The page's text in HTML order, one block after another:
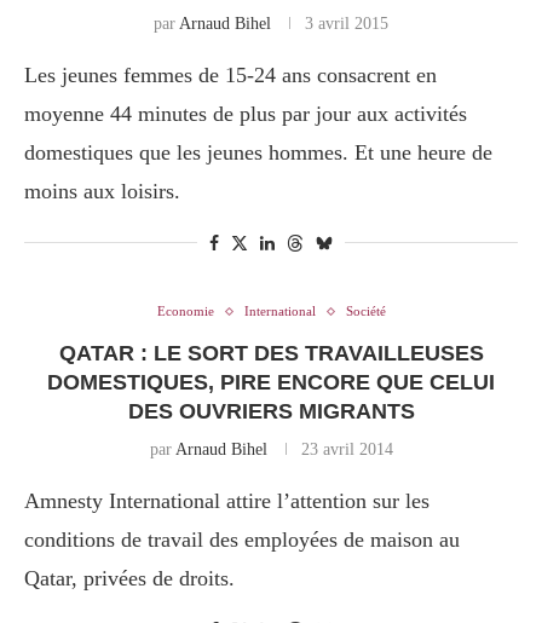
par Arnaud Bihel 3 avril 2015
Les jeunes femmes de 15-24 ans consacrent en
moyenne 44 minutes de plus par jour aux activités
domestiques que les jeunes hommes. Et une heure de
moins aux loisirs.
Economie International Société
QATAR : LE SORT DES TRAVAILLEUSES
DOMESTIQUES, PIRE ENCORE QUE CELUI
DES OUVRIERS MIGRANTS
par Arnaud Bihel 23 avril 2014
Amnesty International attire l’attention sur les
conditions de travail des employées de maison au
Qatar, privées de droits.